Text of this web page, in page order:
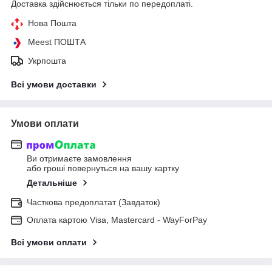
Доставка здійснюється тільки по передоплаті.
Нова Пошта
Meest ПОШТА
Укрпошта
Всі умови доставки
Умови оплати
Ви отримаєте замовлення
або гроші повернуться на вашу картку
Детальніше
Часткова предоплатат (Завдаток)
Оплата картою Visa, Mastercard - WayForPay
Всі умови оплати